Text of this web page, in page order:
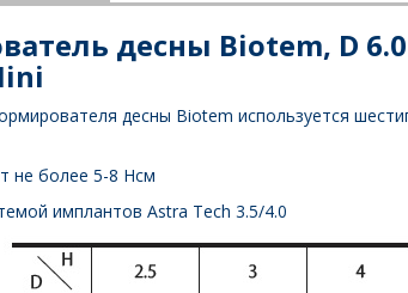
десны Biotem, D
десны Biotem используется
не более 5-8 Нсм
имплантов Astra Tech 3.5/4.0